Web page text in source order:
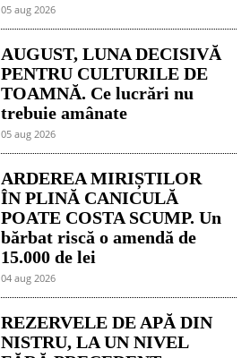
05 aug 2026
AUGUST, LUNA DECISIVĂ
PENTRU CULTURILE DE
TOAMNĂ. Ce lucrări nu
trebuie amânate
05 aug 2026
ARDEREA MIRIȘTILOR
ÎN PLINĂ CANICULĂ
POATE COSTA SCUMP. Un
bărbat riscă o amendă de
15.000 de lei
04 aug 2026
REZERVELE DE APĂ DIN
NISTRU, LA UN NIVEL